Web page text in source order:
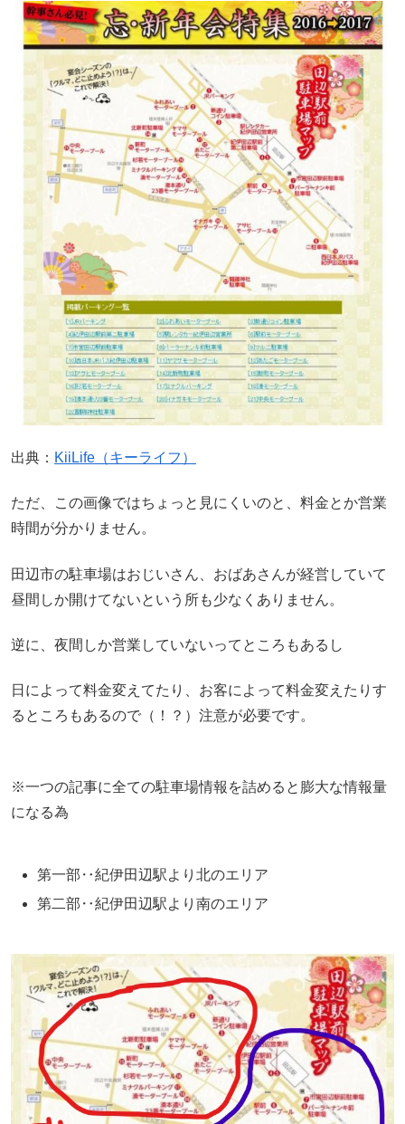
出典： KiiLife（キーライフ）
ただ、この画像ではちょっと見にくいのと、料金とか営業
時間が分かりません。
田辺市の駐車場はおじいさん、おばあさんが経営していて
昼間しか開けてないという所も少なくありません。
逆に、夜間しか営業していないってところもあるし
日によって料金変えてたり、お客によって料金変えたりす
るところもあるので（！？）注意が必要です。
※一つの記事に全ての駐車場情報を詰めると膨大な情報量
になる為
第一部‥紀伊田辺駅より北のエリア
第二部‥紀伊田辺駅より南のエリア